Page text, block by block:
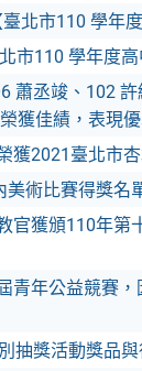
北市110 學年
市110 學年度
蕭丞竣、102
獲佳績，表現
獲2021臺北市
美術比賽得獎名
官獲頒110年
青年公益競賽
抽獎活動獎品